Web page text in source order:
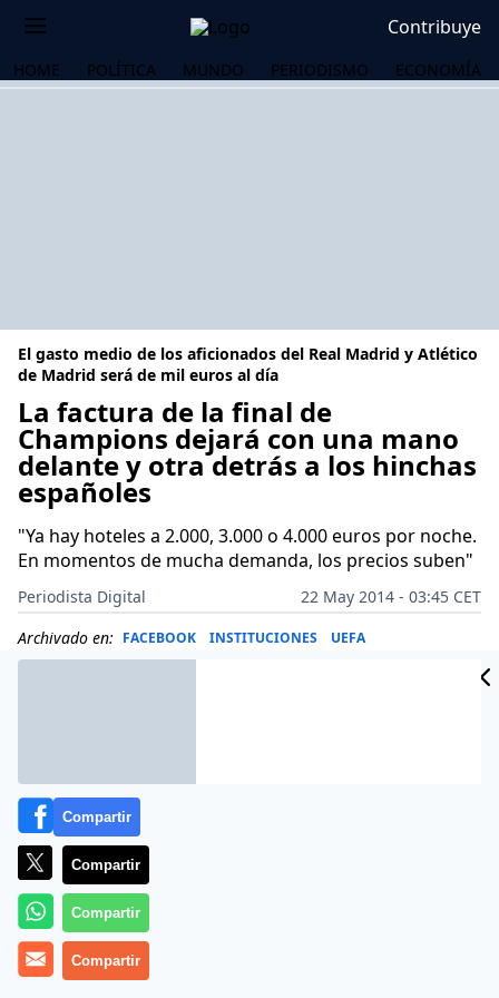
Contribuye
HOME POLÍTICA MUNDO PERIODISMO ECONOMÍA
El gasto medio de los aficionados del Real Madrid y Atlético
de Madrid será de mil euros al día
La factura de la final de
Champions dejará con una mano
delante y otra detrás a los hinchas
españoles
"Ya hay hoteles a 2.000, 3.000 o 4.000 euros por noche.
En momentos de mucha demanda, los precios suben"
Periodista Digital
22 May 2014 - 03:45 CET
Archivado en: FACEBOOK INSTITUCIONES UEFA
Compartir
Compartir
Compartir
Compartir